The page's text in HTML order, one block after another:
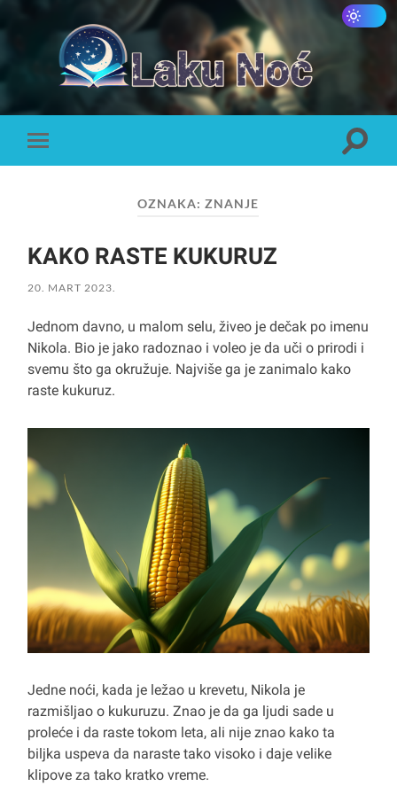
Laku
Noć
Toggle
mobile
Toggle
OZNAKA:ZNANJE
KAKO RASTE KUKURUZ
20. MART 2023.
Jednom davno, u malom selu, živeo je dečak po imenu
Nikola. Bio je jako radoznao i voleo je da uči o prirodi i
svemu što ga okružuje. Najviše ga je zanimalo kako
raste kukuruz.
Jedne noći, kada je ležao u krevetu, Nikola je
razmišljao o kukuruzu. Znao je da ga ljudi sade u
proleće i da raste tokom leta, ali nije znao kako ta
biljka uspeva da naraste tako visoko i daje velike
klipove za tako kratko vreme.